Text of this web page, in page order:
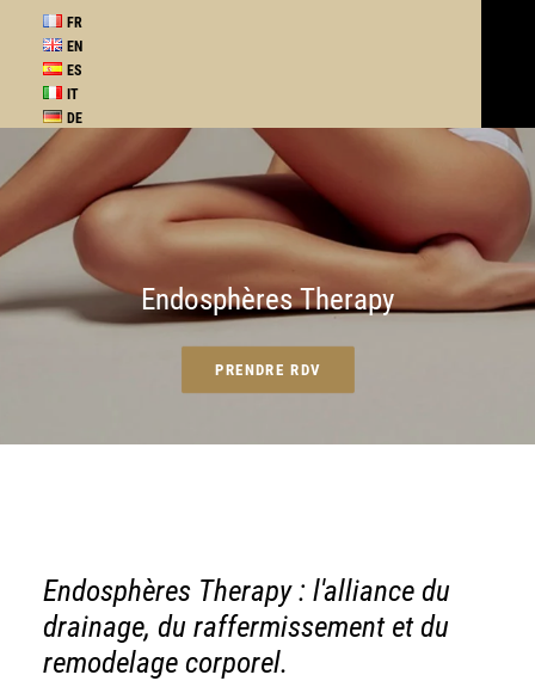
FR
EN
ES
IT
DE
Endosphères Therapy
PRENDRE RDV
Endosphères Therapy : l'alliance du
drainage, du raffermissement et du
remodelage corporel.